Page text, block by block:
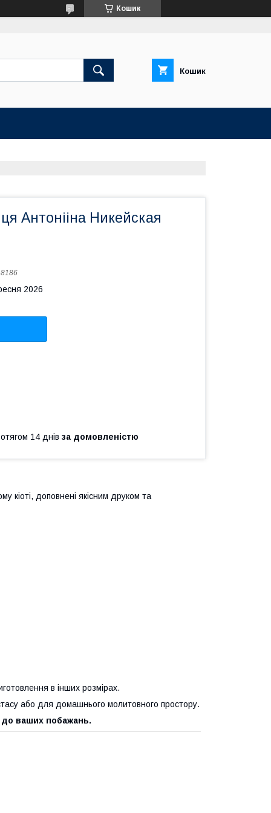
Кошик
Кошик
Антонііна Никейская
8186
2026
14 днів за домовленістю
кіоті, доповнені якісним друком та
в інших розмірах.
або для домашнього молитовного простору.
до ваших побажань.